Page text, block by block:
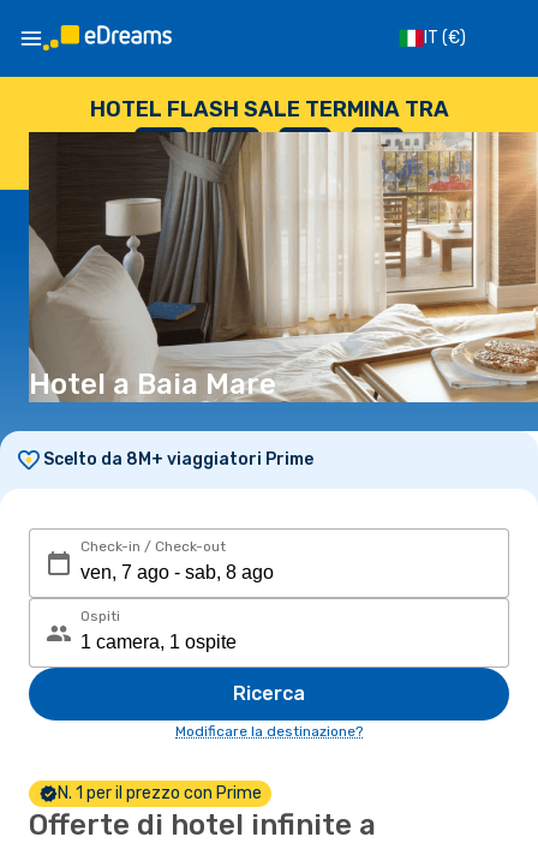
IT (€)
HOTEL FLASH SALE TERMINA TRA
--
GIORNI
: --
ORE
: --
SECONDI
Hotel a Baia Mare
Scelto da 8M+ viaggiatori Prime
Check-in / Check-out
Ospiti
Ricerca
Modificare la destinazione?
N. 1 per il prezzo con Prime
Offerte di hotel infinite a